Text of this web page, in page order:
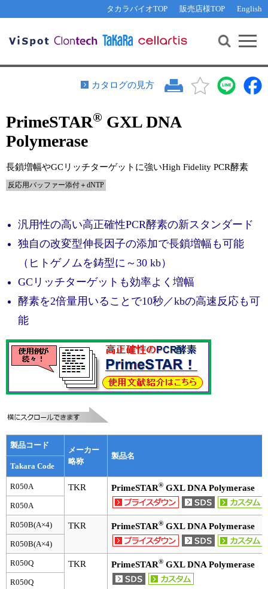
タカラバイオTOP 販売店様TOP English
機能解析・サイレンシング
PCR・等温増幅
リアルタイムPCR（qPCR）
装置・ソフトウェア
テクニカルサポートライン
その他 ライセンスに関するご相談
遺伝子組換え生物該当製品
研究支援ツール
Cut-Site Navigator 制限酵素切断サイトの検索
In-Fusion Cloning プライマー設計
抗体検索サイト
リアルタイムPCR（インターカレーター法）
リアルタイムPCR（プローブ法）
プライマー・プローブ検索・注文
機器ソフトウェア・ベクター配列ダウンロード
ラーニングセンター
実験ガイド
リアルタイムPCR実験ガイド
遺伝子検査ガイド（食品・水質・家畜他）
NGSポータルサイト
幹細胞・再生医療研究ガイド
細胞選択ガイド
エピジェネティクス実験ガイド
RNAi実験ガイド
アプリケーションノート
プロトコール集
動画ライブラリー
お問い合わせ WEB会員登録
カタログの見方
PrimeSTAR® GXL DNA
Polymerase
長鎖増幅やGCリッチターゲットに強いHigh Fidelity PCR酵素
反応用バッファー添付＋dNTP
汎用性の高い高正確性PCR酵素の新スタンダード
独自の改変型伸長因子の添加で長鎖増幅も可能
（ヒトゲノムを鋳型に～30 kb）
GCリッチターゲットも効率よく増幅
酵素を2倍量用いることで10秒／kbの高速反応も可
能
製品コード
メーカー
略称
製品名
Takara Code
R050A TKR PrimeSTAR® GXL DNA Polymerase
R050A
R050B(A×4) TKR PrimeSTAR® GXL DNA Polymerase
R050B(A×4)
R050Q TKR PrimeSTAR® GXL DNA Polymerase
R050Q